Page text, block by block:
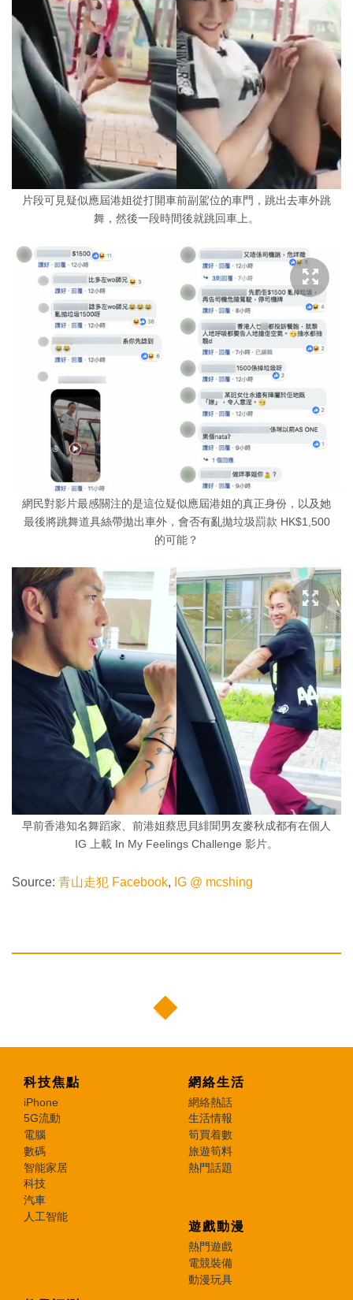
片段可見疑似應屆港姐從打開車前副駕位的車門，跳出去車外跳
舞，然後一段時間後就跳回車上。
網民對影片最感關注的是這位疑似應屆港姐的真正身份，以及她
最後將跳舞道具絲帶拋出車外，會否有亂拋垃圾罰款 HK$1,500
的可能？
早前香港知名舞蹈家、前港姐蔡思貝緋聞男友麥秋成都有在個人
IG 上載 In My Feelings Challenge 影片。
Source: 青山走犯 Facebook, IG @ mcshing
科技焦點
iPhone
5G流動
電腦
數碼
智能家居
科技
汽車
人工智能
網絡生活
網絡熱話
生活情報
筍買着數
旅遊筍料
熱門話題
遊戲動漫
熱門遊戲
電競裝備
動漫玩具